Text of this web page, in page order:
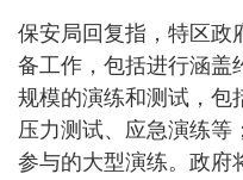
保安局回复指，特区政
备工作，包括进行涵盖
规模的演练和测试，包
压力测试、应急演练等
参与的大型演练。政府